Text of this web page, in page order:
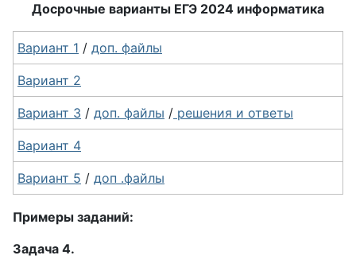
Досрочные варианты ЕГЭ 2024 информатика
Вариант 1 / доп. файлы
Вариант 2
Вариант 3 / доп. файлы / решения и ответы
Вариант 4
Вариант 5 / доп .файлы
Примеры заданий:
Задача 4.